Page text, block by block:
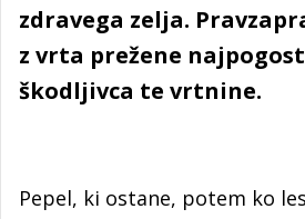
zdravega zelja.
z vrta prežene
škodljivca te vrtnine.
Pepel, ki ostane, potem ko